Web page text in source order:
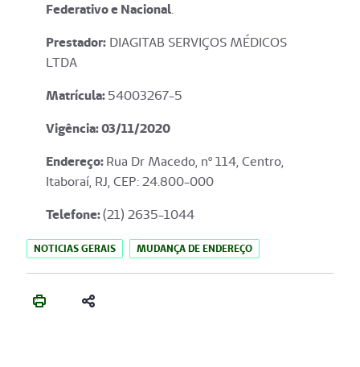
Federativo e Nacional.
Prestador: DIAGITAB SERVIÇOS MÉDICOS
LTDA
Matrícula:54003267-5
Vigência: 03/11/2020
Endereço:Rua Dr Macedo, nº 114, Centro,
Itaboraí, RJ, CEP: 24.800-000
Telefone:(21) 2635-1044
NOTICIAS GERAIS MUDANÇA DE ENDEREÇO